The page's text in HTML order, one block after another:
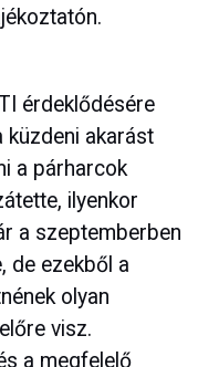
érdeklődésére
küzdeni akarást
a párharcok
ilyenkor
a szeptemberben
de ezekből a
olyan
visz.
a megfelelő